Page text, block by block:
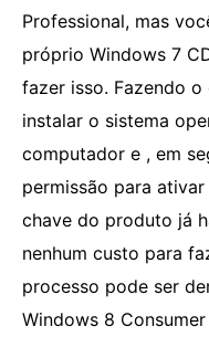
Professional, mas
próprio Windows 7
fazer isso. Fazendo
instalar o sistema
computador e , em
permissão para
chave do produto já
nenhum custo para
processo pode ser
Windows 8